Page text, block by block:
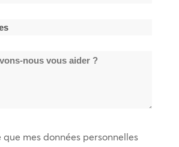
mes données personnelles